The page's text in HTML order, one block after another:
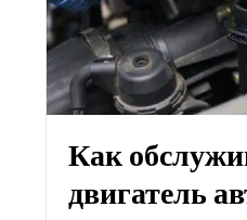
Как
двигатель